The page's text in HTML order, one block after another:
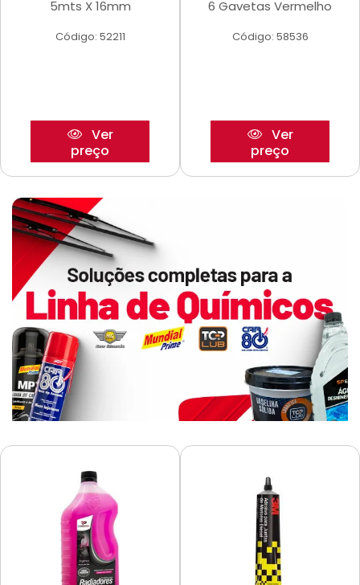
5mts X 16mm
Código: 52211
Ver
preço
6 Gavetas Vermelho
Código: 58536
Ver
preço